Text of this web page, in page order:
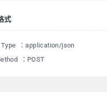
式
：application/json
：POST